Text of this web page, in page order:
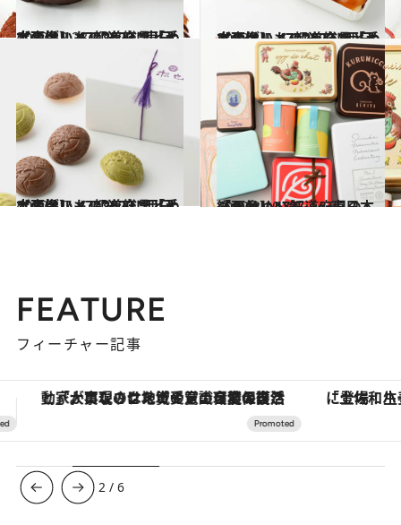
2022.12.23
【画像】 47都道府県「手土産グルメ」2023 “東日本の旨いもの”を総まとめ
グルメ 2023.1.5
【画像】 47都道府県「手土産グルメ」2023 “西日本の旨いもの”を総まとめ
グルメ
2022.1.7
【画像】 47都道府県「手土産グルメ」2022 “西日本の旨いもの”を総まとめ
グルメ 2022.3.10
【画像】47都道府県の「かわいい缶」～東日本総まとめ～
グルメ
FEATURE
フィーチャー記事
「土佐和ハーブかき氷」がOMO7高知に登場！生姜、山椒、大葉など目にも舌にも涼を呼ぶ郷土の味 【夏限定ディナーコース】旬を
3 /6